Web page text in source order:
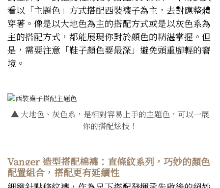
看以「主題色」方式搭配西裝襪子為主，去對應整體
穿著。像是以大地色為主的搭配方式或是以灰色系為
主的搭配方式，都能展現你對於顏色的精湛掌握。但
是，需要注意「鞋子顏色要最深」避免頭重腳輕的窘
境。
▲大地色、灰色系，是相對容易上手的主題色，可以一展
你的搭配炫技！
Vanger 造型搭配棉襪：直條紋系列，巧妙的顏色
配置組合，搭配更有延續性